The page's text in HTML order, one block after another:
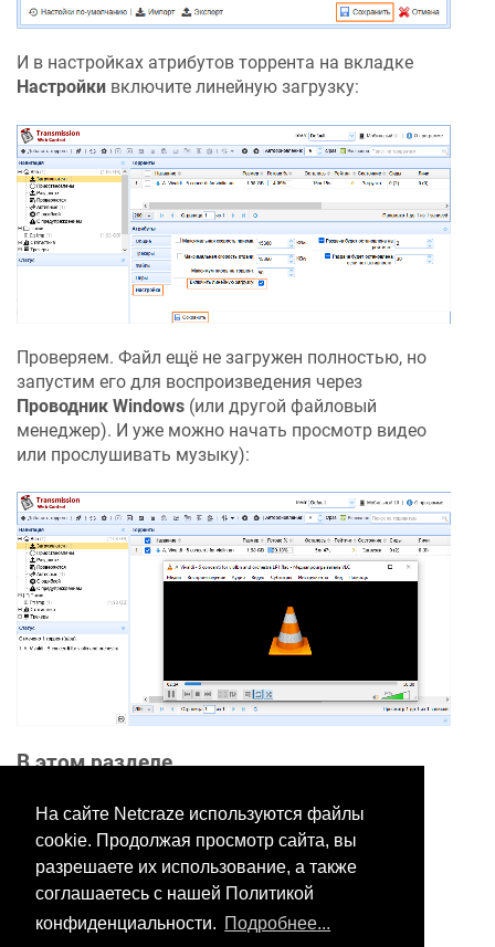
На сайте Netcraze используются файлы
cookie. Продолжая просмотр сайта, вы
разрешаете их использование, а также
соглашаетесь с нашей Политикой
конфиденциальности. Подробнее...
И в настройках атрибутов торрента на вкладке
Настройки включите линейную загрузку:
Проверяем. Файл ещё не загружен полностью, но
запустим его для воспроизведения через
Проводник Windows (или другой файловый
менеджер). И уже можно начать просмотр видео
или прослушивать музыку):
В этом разделе
Хотите оставить отзыв?
Нажмите здесь, чтобы